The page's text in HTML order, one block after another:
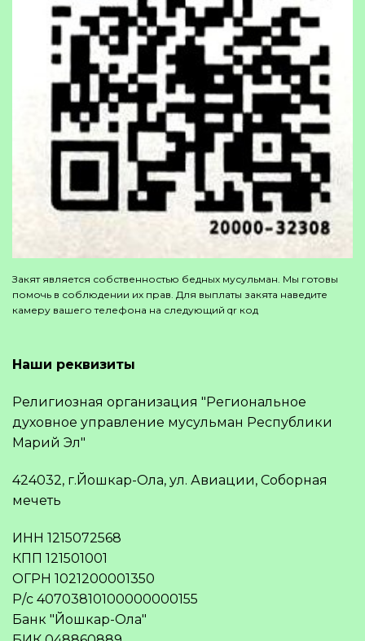
Закят является собственностью бедных мусульман. Мы готовы
помочь в соблюдении их прав. Для выплаты закята наведите
камеру вашего телефона на следующий qr код
Наши реквизиты
Религиозная организация "Региональное
духовное управление мусульман Республики
Марий Эл"
424032, г.Йошкар-Ола, ул. Авиации, Соборная
мечеть
ИНН 1215072568
КПП 121501001
ОГРН 1021200001350
Р/с 40703810100000000155
Банк "Йошкар-Ола"